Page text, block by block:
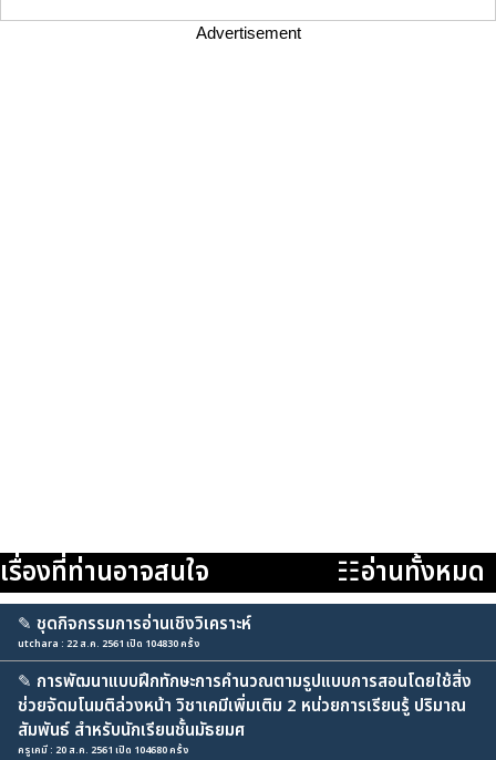
Advertisement
เรื่องที่ท่านอาจสนใจ ☷อ่านทั้งหมด
✎ ชุดกิจกรรมการอ่านเชิงวิเคราะห์
utchara : 22 ส.ค. 2561 เปิด 104830 ครั้ง
✎ การพัฒนาแบบฝึกทักษะการคำนวณตามรูปแบบการสอนโดยใช้สิ่ง
ช่วยจัดมโนมติล่วงหน้า วิชาเคมีเพิ่มเติม 2 หน่วยการเรียนรู้ ปริมาณ
สัมพันธ์ สำหรับนักเรียนชั้นมัธยมศ
ครูเคมี : 20 ส.ค. 2561 เปิด 104680 ครั้ง